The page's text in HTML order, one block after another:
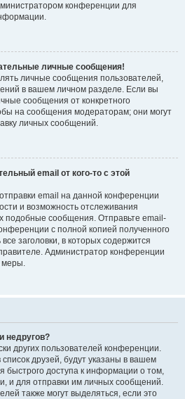
конференции для
личные сообщения!
личные сообщения пользователей,
в вашем личном разделе. Если вы
сообщения от конкретного
на сообщения модераторам; они могут
личных сообщений.
email от кого-то с этой
email на данной конференции
и возможность отслеживания
подобные сообщения. Отправьте email-
с полной копией полученного
заголовки, в которых содержится
Администратор конференции
меры.
недругов?
других пользователей конференции.
друзей, будут указаны в вашем
быстрого доступа к информации о том,
и для отправки им личных сообщений.
также могут выделяться, если это